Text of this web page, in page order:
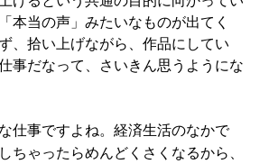
本当の声」みたいなものが出てく
、拾い上げながら、作品にしてい
事だなって、さいきん思うようにな
事ですよね。経済生活のなかで
ちゃったらめんどくさくなるから、